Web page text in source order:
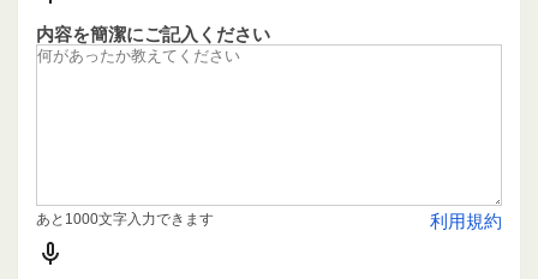
内容を簡潔にご記入ください
利用規約
あと1000文字入力できます